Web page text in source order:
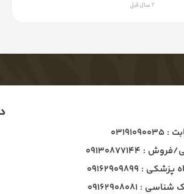
2 سال قبل
: 09130877144
: ۰۹۱۶۲۹۰۹۸۹۹
: ۰۹۱۶۲۹۰۸۰۸۱